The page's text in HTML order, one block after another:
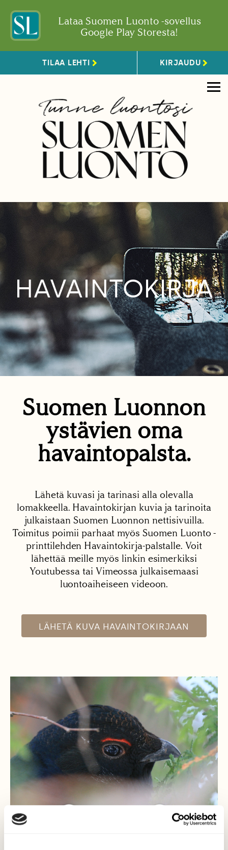
Lataa Suomen Luonto -sovellus
Google Play Storesta!
TILAA LEHTI KIRJAUDU
HAVAINTOKIRJA
Suomen Luonnon
ystävien oma
havaintopalsta.
Lähetä kuvasi ja tarinasi alla olevalla
lomakkeella. Havaintokirjan kuvia ja tarinoita
julkaistaan Suomen Luonnon nettisivuilla.
Toimitus poimii parhaat myös Suomen Luonto -
printtilehden Havaintokirja-palstalle. Voit
lähettää meille myös linkin esimerkiksi
Youtubessa tai Vimeossa julkaisemaasi
luontoaiheiseen videoon.
LÄHETÄ KUVA HAVAINTOKIRJAAN